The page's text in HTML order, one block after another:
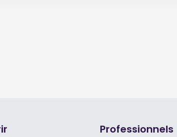
Professionnels